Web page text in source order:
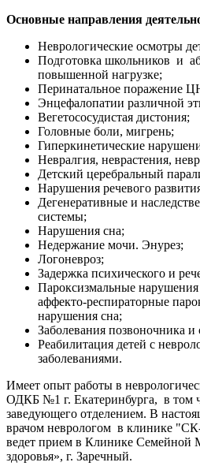
Основные направления
Неврологические осмотры
Подготовка школьников и
повышенной нагрузке;
Перинатальное поражение
Энцефалопатии различной
Вегетососудистая дистония;
Головные боли, мигрень;
Гиперкинетические
Невралгия, неврастения,
Детский церебральный
Нарушения речевого
Дегенеративные и
системы;
Нарушения сна;
Недержание мочи. Энурез;
Логоневроз;
Задержка психического и
Пароксизмальные
аффекто-респираторные
нарушения сна;
Заболевания позвоночника и
Реабилитация детей с
заболеваниями.
Имеет опыт работы в
ОДКБ №1 г. Екатеринбурга, в том
заведующего отделением. В
врачом неврологом в клинике
ведет прием в Клинике Семейной
здоровья», г. Заречный.